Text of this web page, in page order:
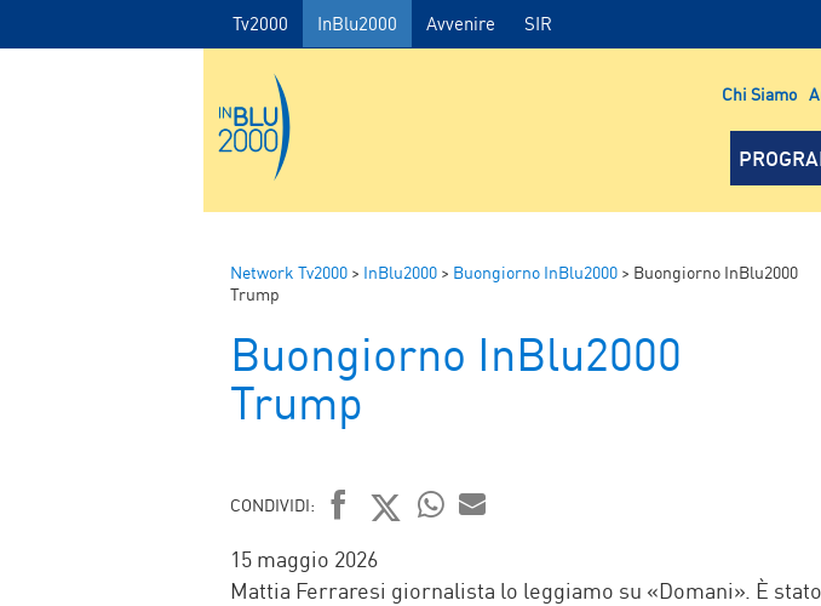
Tv2000 InBlu2000 Avvenire SIR
Chi Siamo
Network Tv2000 > InBlu2000 > Buongiorno InBlu2000 > Buongiorno InBlu2000
Trump
Buongiorno InBlu2000
Trump
CONDIVIDI:
FACEBOOK
TWITTER
15 maggio 2026
Mattia Ferraresi giornalista lo leggiamo su «Domani». È